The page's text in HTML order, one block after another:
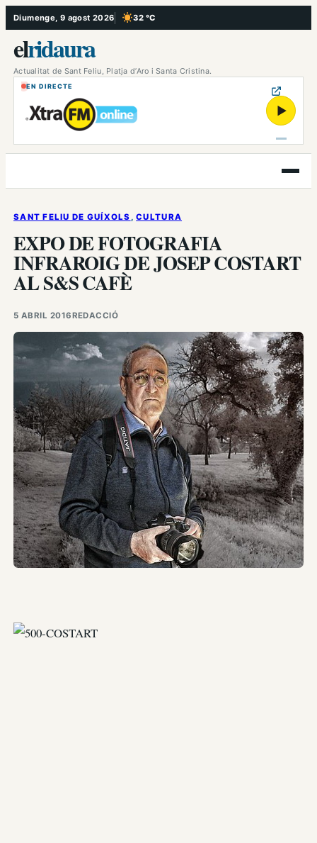
Vés
al
contingut
Diumenge, 9 agost 2026 32 °C
, Cel serè
elridaura
Actualitat de Sant Feliu, Platja d’Aro i Santa Cristina.
EN DIRECTE
▶
Obre
el
SANT FELIU DE GUÍXOLS , CULTURA
EXPO DE FOTOGRAFIA
INFRAROIG DE JOSEP COSTART
AL S&S CAFÈ
5 ABRIL 2016REDACCIÓ